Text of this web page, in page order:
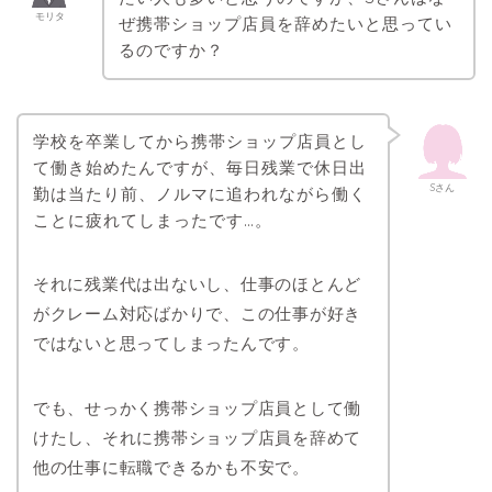
モリタ
ぜ携帯ショップ店員を辞めたいと思ってい
るのですか？
Sさん
学校を卒業してから携帯ショップ店員とし
て働き始めたんですが、毎日残業で休日出
勤は当たり前、ノルマに追われながら働く
ことに疲れてしまったです…。
それに残業代は出ないし、仕事のほとんど
がクレーム対応ばかりで、この仕事が好き
ではないと思ってしまったんです。
でも、せっかく携帯ショップ店員として働
けたし、それに携帯ショップ店員を辞めて
他の仕事に転職できるかも不安で。